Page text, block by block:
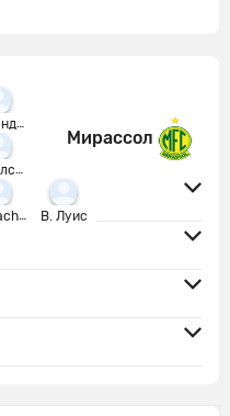
W. Machado В. Луис
Денилсон
Э. Мендеш
Мирассол